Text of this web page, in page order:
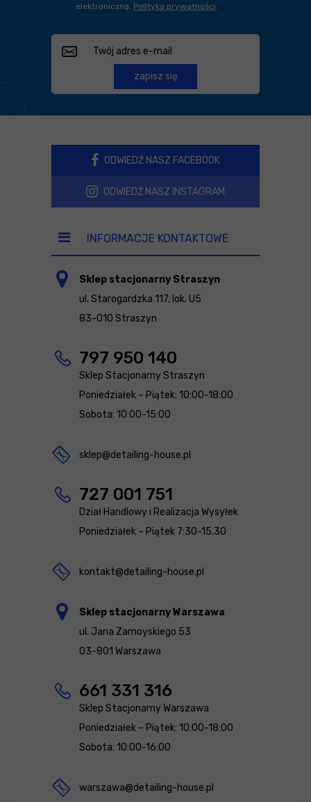
elektroniczną. Polityka prywatności
zapisz się
ODWIEDŹ NASZ FACEBOOK
ODWIEDŹ NASZ INSTAGRAM
INFORMACJE KONTAKTOWE
Sklep stacjonarny Straszyn
ul. Starogardzka 117, lok. U5
83-010 Straszyn
797 950 140
Sklep Stacjonarny Straszyn
Poniedziałek – Piątek: 10:00-18:00
Sobota: 10:00-15:00
sklep@detailing-house.pl
727 001 751
Dział Handlowy i Realizacja Wysyłek
Poniedziałek – Piątek 7:30-15.30
kontakt@detailing-house.pl
Sklep stacjonarny Warszawa
ul. Jana Zamoyskiego 53
03-801 Warszawa
661 331 316
Sklep Stacjonarny Warszawa
Poniedziałek – Piątek: 10:00-18:00
Sobota: 10:00-16:00
warszawa@detailing-house.pl